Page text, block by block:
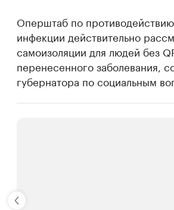
Оперштаб по
инфекции действительно
самоизоляции для людей без
перенесенного заболевания,
губернатора по социальным